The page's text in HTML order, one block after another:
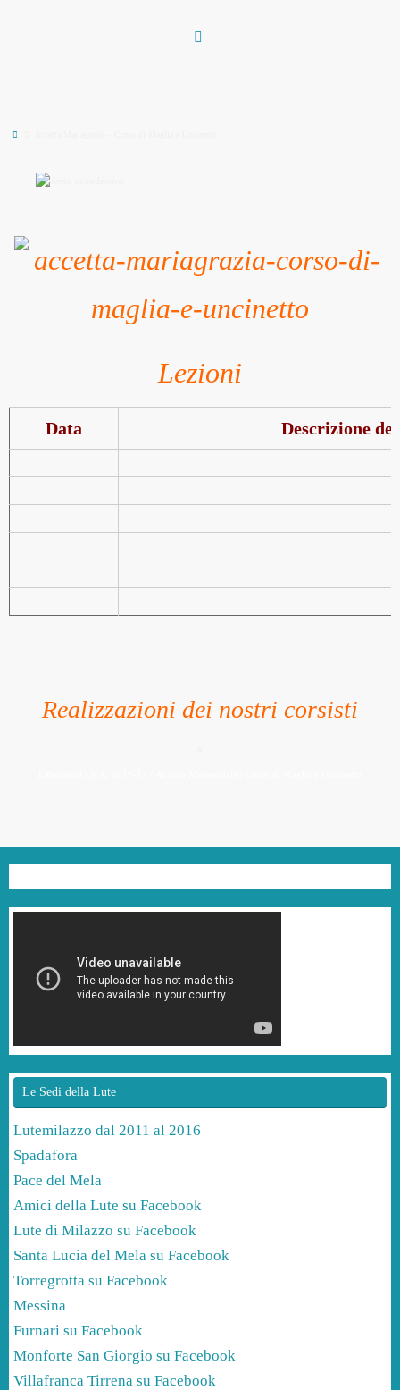
Lezioni
Data Descrizione
Realizzazioni dei nostri corsisti
Le Sedi della Lute
Lutemilazzo dal 2011 al 2016
Spadafora
Pace del Mela
Amici della Lute su Facebook
Lute di Milazzo su Facebook
Santa Lucia del Mela su Facebook
Torregrotta su Facebook
Messina
Furnari su Facebook
Monforte San Giorgio su Facebook
Villafranca Tirrena su Facebook